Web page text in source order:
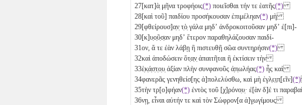
27[κατ]ὰ̣ μ̣ῆνα τροφήοις(*) ποιεῖσθαι τήν τε ἑατῆς(*)
28[καὶ τοῦ] παιδίου προσήκουσαν ἐπιμέληαν(*) μὴ
29[φθείρουσ]α̣ν̣ τ̣ὸ̣ γάλα μηδʼ ἀνδροκοιτοῦσαν μηδʼ ἐ[πι]-
30[κ]υ̣ο̣ῦ̣σ̣αν μηδʼ ἕτερον παραθηλάζουσαν παιδί-
31ον, ἅ τε ἐὰν λάβῃ ἢ πιστευθῇ σῶα συντηρήσιν(*)
32καὶ ἀποδώσειν ὅτ̣α̣ν̣ ἀπαιτῆται ἢ ἐκτίσειν τὴν
33ἑ̣κ̣ά̣σ̣τ̣ο̣υ̣ ἀξίαν πλὴν συνφανοῦς ἀ̣π̣ωλήας(*) ἧς καὶ
34φανερᾶς γενηθείσ[ης ἀ]πολελύσθω, καὶ μὴ ἐγλ̣ε̣ι̣π̣[εῖν](*)
35τὴν τρ[ο]φήαν(*) ἐντὸς τοῦ [χ]ρόνο̣υ̣· ἐ[ὰν δ]έ τι
36νῃ, εἶναι αὐτήν τε καὶ τὸν Σώφρον[α ἀ]γ̣ωγίμους